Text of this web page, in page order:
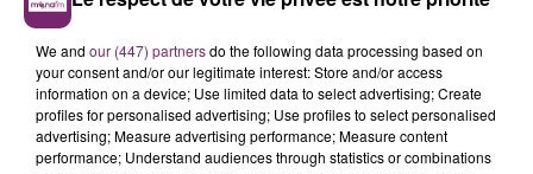
We and our (447) partnersdo the following data processing based on
your consent and/or our legitimate interest: Store and/or access
information on a device; Use limited data to select advertising; Create
profiles for personalised advertising; Use profiles to select personalised
advertising; Measure advertising performance; Measure content
performance; Understand audiences through statistics or combinations